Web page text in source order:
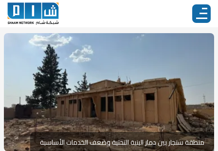
منطقة سنجار بين دمار البنية التحتية وضعف الخدمات الأساسية